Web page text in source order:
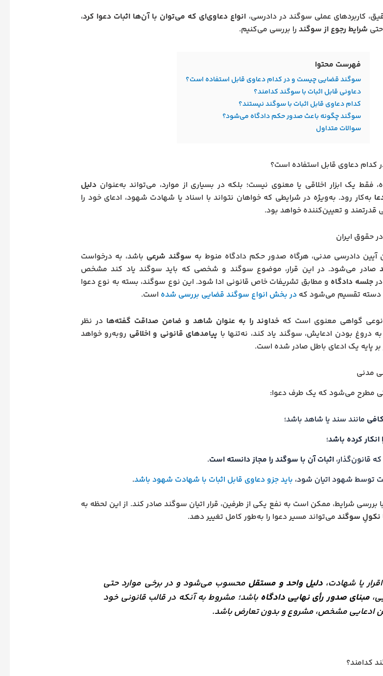
کاربردهای عملی سوگند در دادرسی، انواع دعاوی‌ای که می‌توان با آن‌ها اثبات دعوا کرد،
شرایط رجوع از سوگند را بررسی می‌کنیم.
فهرست محتوا
سوگند قضایی چیست و در کدام دعاوی قابل استفاده است؟
دعاونی قابل اثبات با سوگند کدامند؟
کدام دعاوی قابل اثبات با سوگند نیستند؟
سوگند چگونه باعث صدور حکم دادگاه می‌شود؟
سوالات متداول
دعاوی قابل استفاده است؟
فقط یک ابزار اخلاقی یا معنوی نیست؛ بلکه در بسیاری از موارد، می‌تواند به‌عنوان دلیل
به‌کار رود. به‌ویژه در شرایطی که خواهان نتواند با اسناد یا شهادت شهود، ادعای خود را
قدرتمند و تعیین‌کننده خواهد بود.
حقوق ایران
سوگند شرعی باشد، به درخواست
صادر می‌شود. در این قرار، موضوع سوگند و شخصی که باید سوگند یاد کند مشخص
جلسه دادگاه و مطابق تشریفات خاص قانونی ادا شود. این نوع سوگند، بسته به نوع دعوا
دسته تقسیم می‌شود که در بخش انواع سوگند قضایی بررسی شده است.
گواهی معنوی است که خداوند را به عنوان شاهد و ضامن صداقت گفته‌ها در نظر
دروغ‌ بودن ادعایش، سوگند یاد کند، نه‌تنها با پیامدهای قانونی و اخلاقی روبه‌رو خواهد
پایه یک ادعای باطل صادر شده است.
مدنی
مطرح می‌شود که یک طرف دعوا:
مانند سند یا شاهد باشد؛
انکار کرده باشد؛
قانون‌گذار، اثبات آن با سوگند را مجاز دانسته است.
توسط شهود اتیان شود، باید جزو دعاوی قابل اثبات با شهادت شهود باشد.
بررسی شرایط، ممکن است به نفع یکی از طرفین، قرار اتیان سوگند صادر کند. از این لحظه به
نکولِ سوگند می‌تواند مسیر دعوا را به‌طور کامل تغییر دهد.
یا شهادت، دلیل واحد و مستقل محسوب می‌شود و در برخی موارد حتی
مبنای صدور رأی نهایی دادگاهباشد؛ مشروط به آنکه در قالب قانونی خود
ادعایی مشخص، مشروع و بدون تعارض باشد.
کدامند؟